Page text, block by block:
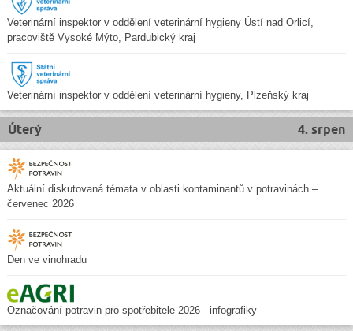
Veterinární inspektor v oddělení veterinární hygieny Ústí nad Orlicí,
pracoviště Vysoké Mýto, Pardubický kraj
Veterinární inspektor v oddělení veterinární hygieny, Plzeňský kraj
4. srpen
Úterý
Aktuální diskutovaná témata v oblasti kontaminantů v potravinách –
červenec 2026
Den ve vinohradu
Označování potravin pro spotřebitele 2026 - infografiky